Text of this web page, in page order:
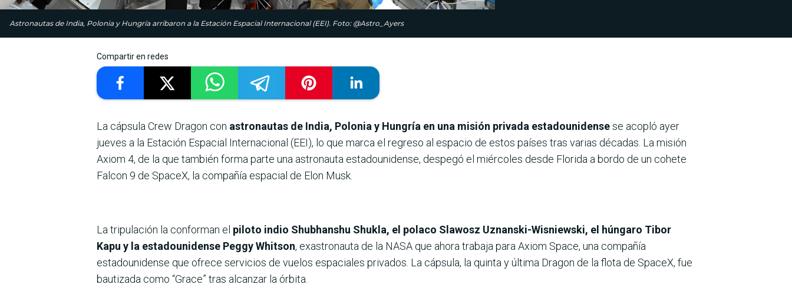
Astronautas de India, Polonia y Hungría arribaron a la Estación Espacial Internacional (EEI). Foto: @Astro_Ayers
Compartir en redes
La cápsula Crew Dragon con astronautas de India, Polonia y Hungría en una misión privada estadounidensese acopló ayer
jueves a la Estación Espacial Internacional (EEI), lo que marca el regreso al espacio de estos países tras varias décadas. La misión
Axiom 4, de la que también forma parte una astronauta estadounidense, despegó el miércoles desde Florida a bordo de un cohete
Falcon 9 de SpaceX, la compañía espacial de Elon Musk.
La tripulación la conforman el piloto indio Shubhanshu Shukla, el polaco Slawosz Uznanski-Wisniewski, el húngaro Tibor
Kapu y la estadounidense Peggy Whitson, exastronauta de la NASA que ahora trabaja para Axiom Space, una compañía
estadounidense que ofrece servicios de vuelos espaciales privados. La cápsula, la quinta y última Dragon de la flota de SpaceX, fue
bautizada como “Grace” tras alcanzar la órbita.